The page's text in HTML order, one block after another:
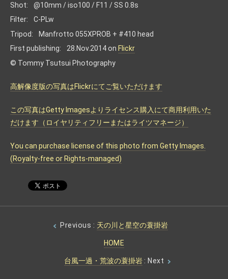
Shot:
@10mm / iso100 / F11 / SS 0.8s
Filter:
C-PLw
Tripod:
Manfrotto 055XPROB + #410 head
First publishing:
28.Nov.2014 on Flickr
© Tommy Tsutsui Photography
高解像度版の写真はFlickrにてご覧いただけます
この写真はGetty Imagesよりライセンス購入にて商用利用いた
だけます（ロイヤリティフリーまたはライツマネージ）
You can purchase license of this photo from Getty Images.
(Royalty-free or Rights-managed)
Previous : 天の川と星空の蓑掛岩
HOME
台風一過・荒波の蓑掛岩: Next